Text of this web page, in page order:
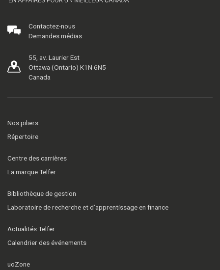
Contactez-nous
Demandes médias
55, av. Laurier Est
Ottawa (Ontario) K1N 6N5
Canada
Nos piliers
Répertoire
Centre des carrières
La marque Telfer
Bibliothèque de gestion
Laboratoire de recherche et d’apprentissage en finance
Actualités Telfer
Calendrier des événements
uoZone